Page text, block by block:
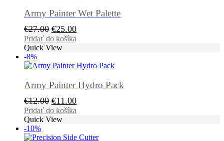
Army Painter Wet Palette
€27.00 Pôvodná
cena
bola:
€25.00Aktuálna
cena
Pridať do košíka
Quick View
-8%
Army Painter Hydro Pack
€12.00 Pôvodná
cena
bola:
€11.00Aktuálna
cena
Pridať do košíka
Quick View
-10%